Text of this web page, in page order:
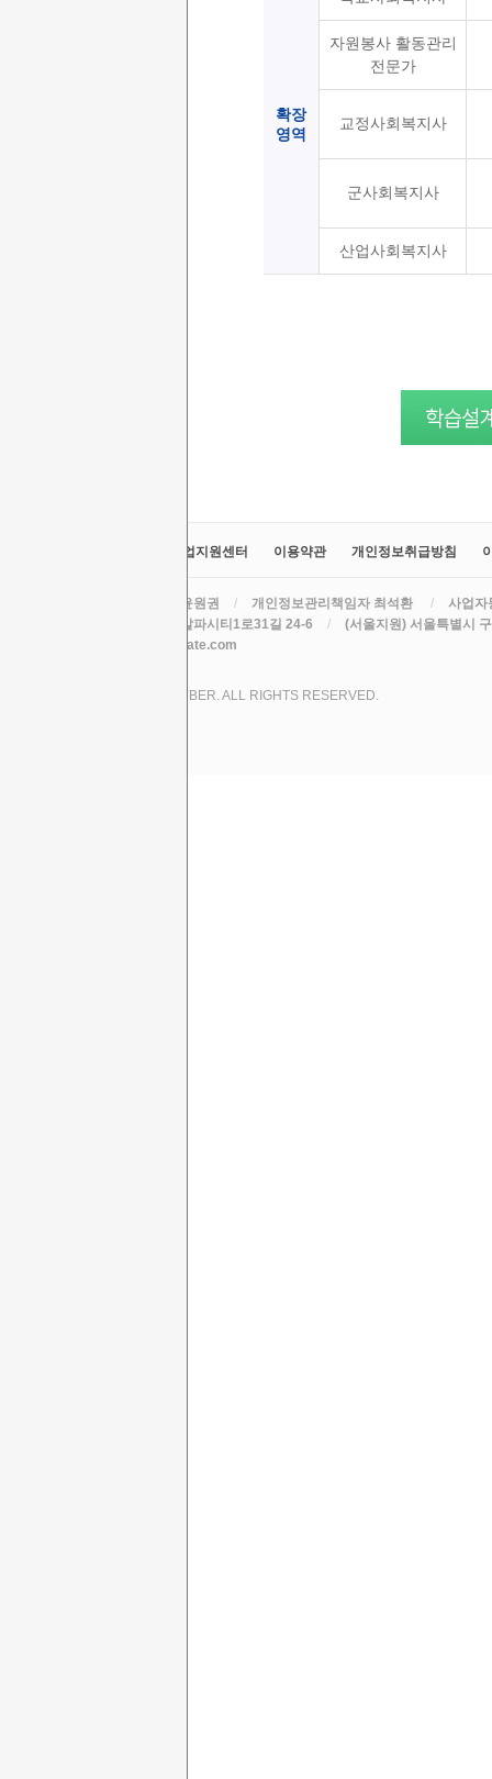
확장
영역
자원봉사 활동관리
전문가
교정사회복지사
군사회복지사
산업사회복지사
취업지원센터 이용약관 개인정보취급방침
대표 윤원권 / 개인정보관리책임자 최석환 /
사업자
주소 (본원) 대구광역시 수성구 알파시티1로31길 24-6
/
(서울지원) 서울특별시
EMAIL csh78mm@nate.com
COPYRIGHT (C) 2017 LINE CYBER. ALL RIGHTS RESERVED.